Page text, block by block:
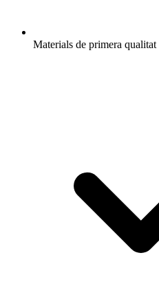
Materials de primera qualitat